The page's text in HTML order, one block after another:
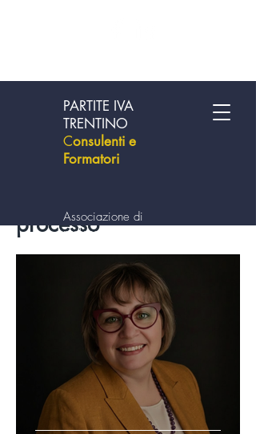
PARTITE IVA
TRENTINO
Consulenti e
Formatori
Associazione di
professionisti
onsulenti in
processo